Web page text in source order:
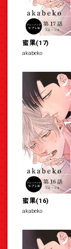
蜜果(17)
akabeko
蜜果(16)
akabeko